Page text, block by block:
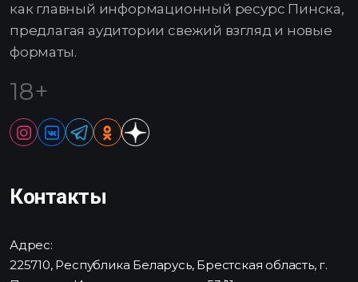
как главный информационный ресурс Пинска,
предлагая аудитории свежий взгляд и новые
форматы.
18+
Контакты
Адрес:
225710, Республика Беларусь, Брестская область, г.